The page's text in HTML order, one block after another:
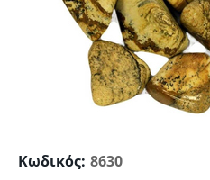
Κωδικός: 8630